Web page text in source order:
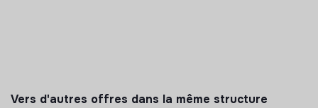
Vers d'autres offres dans la même structure